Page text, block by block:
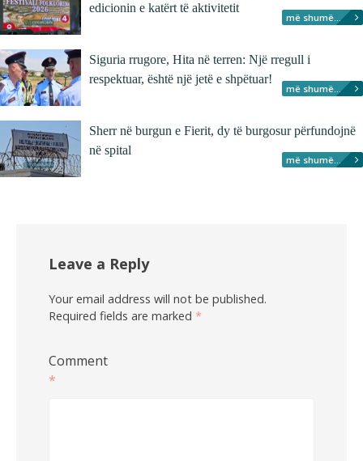
edicionin e katërt të aktivitetit
më shumë...
Siguria rrugore, Hita në terren: Një rregull i
respektuar, është një jetë e shpëtuar!
më shumë...
Sherr në burgun e Fierit, dy të burgosur përfundojnë
në spital
më shumë...
Leave a Reply
Your email address will not be published.
Required fields are marked *
Comment
*